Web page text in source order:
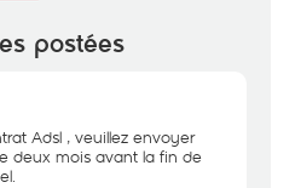
postées
Adsl , veuillez envoyer
deux mois avant la fin de